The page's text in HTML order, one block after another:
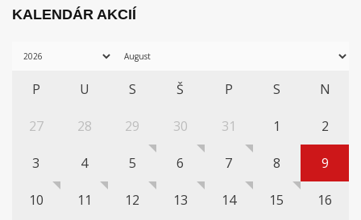
KALENDÁR AKCIÍ
P U S Š P S N
27 28 29 30 31 1 2
3 4 5 6 7 8 9
10 11 12 13 14 15 16